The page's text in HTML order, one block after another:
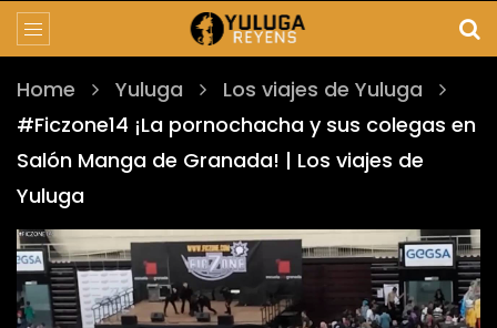
Home Yuluga
Los viajes de Yuluga
#Ficzone14 ¡La pornochacha y sus colegas en
Salón Manga de Granada! | Los viajes de
Yuluga